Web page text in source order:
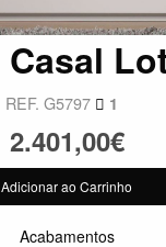
REF. G5797 1
2.401,00€
Adicionar ao Carrinho
Acabamentos